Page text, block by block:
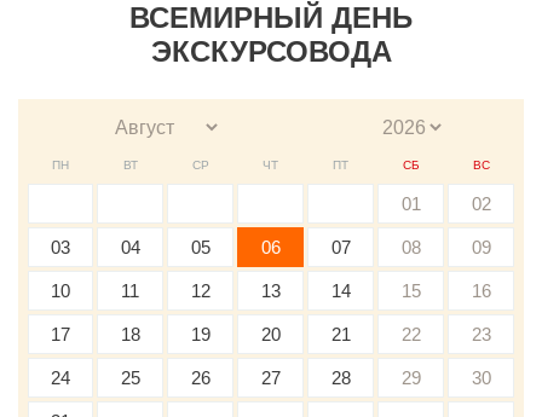
ВСЕМИРНЫЙ ДЕНЬ
ЭКСКУРСОВОДА
ПН ВТ СР ЧТ ПТ СБ ВС
01 02
03 04 05 06 07 08 09
10 11 12 13 14 15 16
17 18 19 20 21 22 23
24 25 26 27 28 29 30